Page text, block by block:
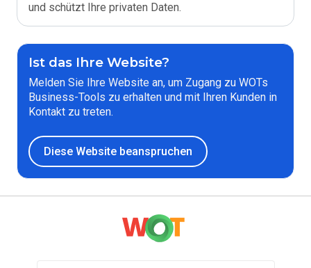
und schützt Ihre privaten Daten.
Ist das Ihre Website?
Melden Sie Ihre Website an, um Zugang zu WOTs
Business-Tools zu erhalten und mit Ihren Kunden in
Kontakt zu treten.
Diese Website beanspruchen